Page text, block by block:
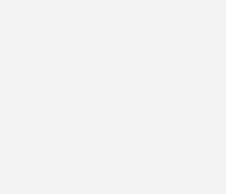
Wissenschaft